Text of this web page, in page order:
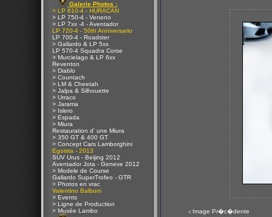
Galerie Photos :
> LP 610-4 - HURACAN
> LP 750-4 - Veneno
> LP 7xx -4 - Aventador
LP 720-4 - 50th Anniversario
LP 700-4 - Roadster
> Gallardo & LP 5xx
LP 570-4 Squadra Corse
> Murcielago & LP 6xx
Reventon
> Diablo
> Countach
> LM & Cheetah
> Jalpa & Silhouette
> Urraco
> Jarama
> Islero
> Espada
> Miura
Restauration d' une Miura
> 350 GT & 400 GT
> Concept Cars Lamborghini
Egoista - 2013
SUV Urus - Beijing 2012
Aventador Jota - Geneve 2012
> Modele de Course
Gallardo SuperTrofeo - GTR
> Photos en vrac
Valentino Balboni
> Events
> Ligne de Production
> Musée Lambo
< Image Pr�c�dente